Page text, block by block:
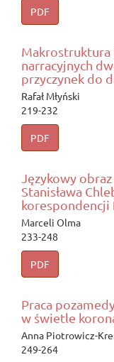
PDF
narracyjnych
przyczynek do
Rafał Młyński
219-232
PDF
Językowy
Stanisława
Marceli Olma
233-248
PDF
Praca
w świetle
Anna Piotrowicz-
249-264